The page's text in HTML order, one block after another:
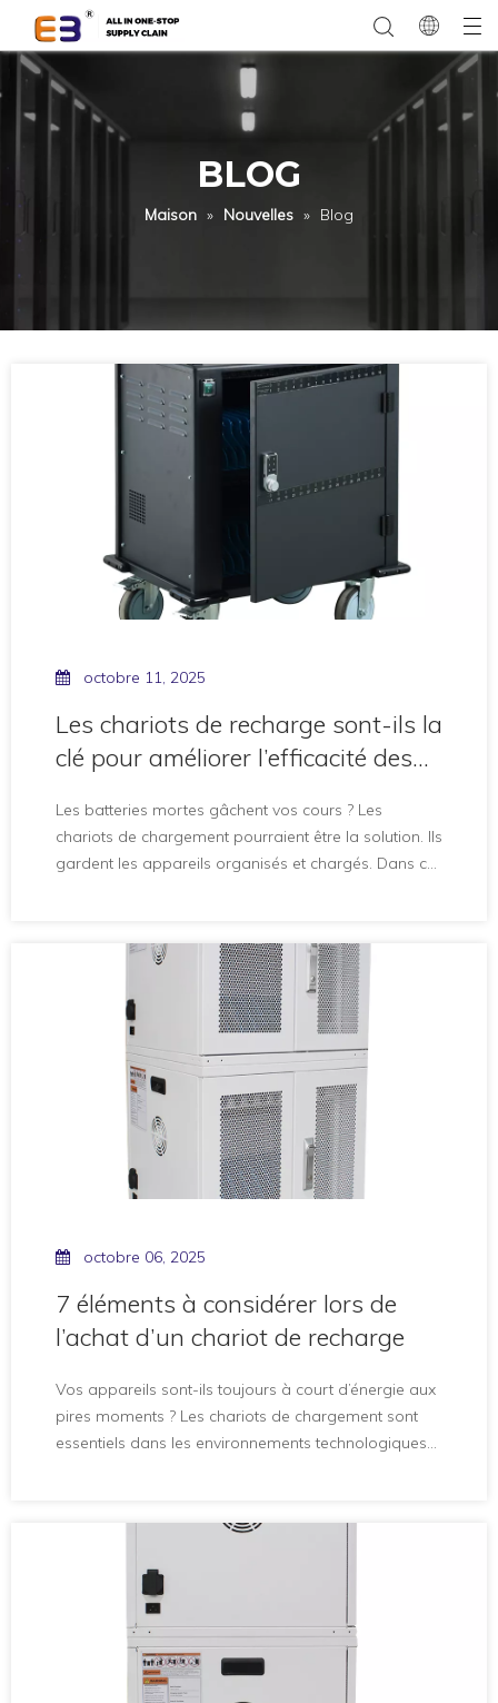
BLOG
Maison » Nouvelles » Blog
octobre 11, 2025
Les chariots de recharge sont-ils la
clé pour améliorer l’efficacité des
Les batteries mortes gâchent vos cours ? Les
chariots de chargement pourraient être la solution. Ils
gardent les appareils organisés et chargés. Dans cet
garantissent une intégration technologique
transparente. L'essor de la technologie dans
l'éducationLa technologie a transformé la classe
octobre 06, 2025
7 éléments à considérer lors de
l’achat d’un chariot de recharge
Vos appareils sont-ils toujours à court d’énergie aux
pires moments ? Les chariots de chargement sont
essentiels dans les environnements technologiques
facteurs clés à prendre en compte lors de l'achat
nous vous guiderons